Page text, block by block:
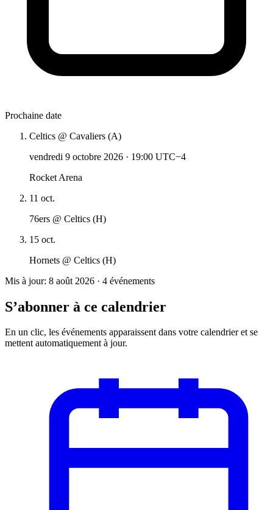
Prochaine date
Celtics @ Cavaliers (A)
vendredi 9 octobre 2026 · 19:00 UTC−4
Rocket Arena
11 oct.
76ers @ Celtics (H)
15 oct.
Hornets @ Celtics (H)
Mis à jour: 8 août 2026 · 4 événements
S’abonner à ce calendrier
En un clic, les événements apparaissent dans votre calendrier et se
mettent automatiquement à jour.